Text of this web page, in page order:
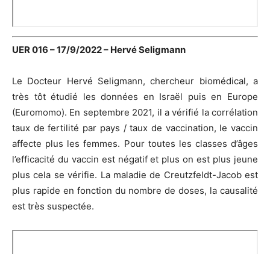
UER 016 – 17/9/2022 – Hervé Seligmann
Le Docteur Hervé Seligmann, chercheur biomédical, a
très tôt étudié les données en Israël puis en Europe
(Euromomo). En septembre 2021, il a vérifié la corrélation
taux de fertilité par pays / taux de vaccination, le vaccin
affecte plus les femmes. Pour toutes les classes d’âges
l’efficacité du vaccin est négatif et plus on est plus jeune
plus cela se vérifie. La maladie de Creutzfeldt-Jacob est
plus rapide en fonction du nombre de doses, la causalité
est très suspectée.